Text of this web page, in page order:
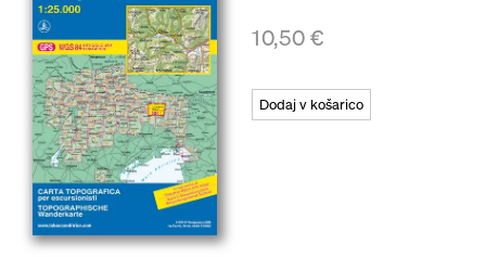
10,50€
Dodaj v košarico